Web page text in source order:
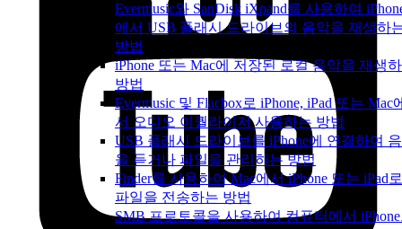
Evermusic와 SanDisk iXpand를 사용하여
에서 USB 플래시 드라이브의 음악을 재생하
방법
iPhone 또는 Mac에 저장된 로컬 음악을 재생
방법
Evermusic 및 Flacbox로 iPhone, iPad 또는 Mac
서 오디오 이퀄라이저 사용하는 방법
USB 플래시 드라이브를 iPhone에 연결하여
을 듣거나 파일을 관리하는 방법
Finder를 사용하여 Mac에서 iPhone 또는 iPad로
파일을 전송하는 방법
SMB 프로토콜을 사용하여 컴퓨터에서